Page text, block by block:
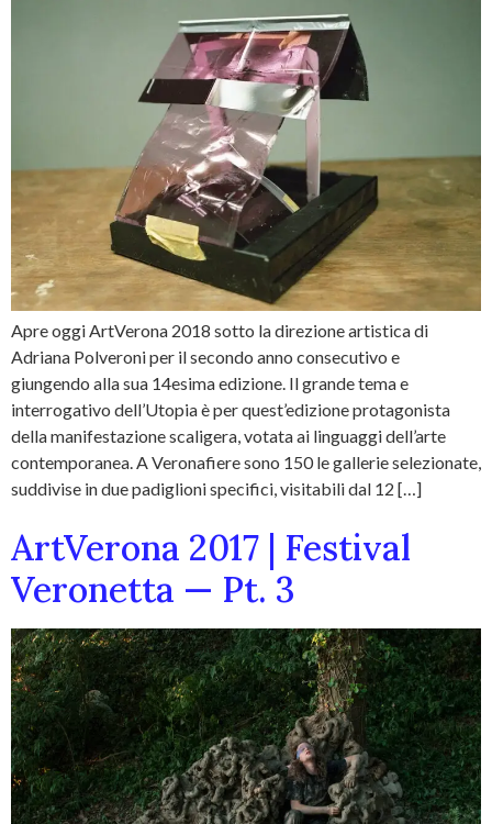
Apre oggi ArtVerona 2018 sotto la direzione artistica di
Adriana Polveroni per il secondo anno consecutivo e
giungendo alla sua 14esima edizione. Il grande tema e
interrogativo dell’Utopia è per quest’edizione protagonista
della manifestazione scaligera, votata ai linguaggi dell’arte
contemporanea. A Veronafiere sono 150 le gallerie selezionate,
suddivise in due padiglioni specifici, visitabili dal 12 […]
ArtVerona 2017 | Festival
Veronetta — Pt. 3